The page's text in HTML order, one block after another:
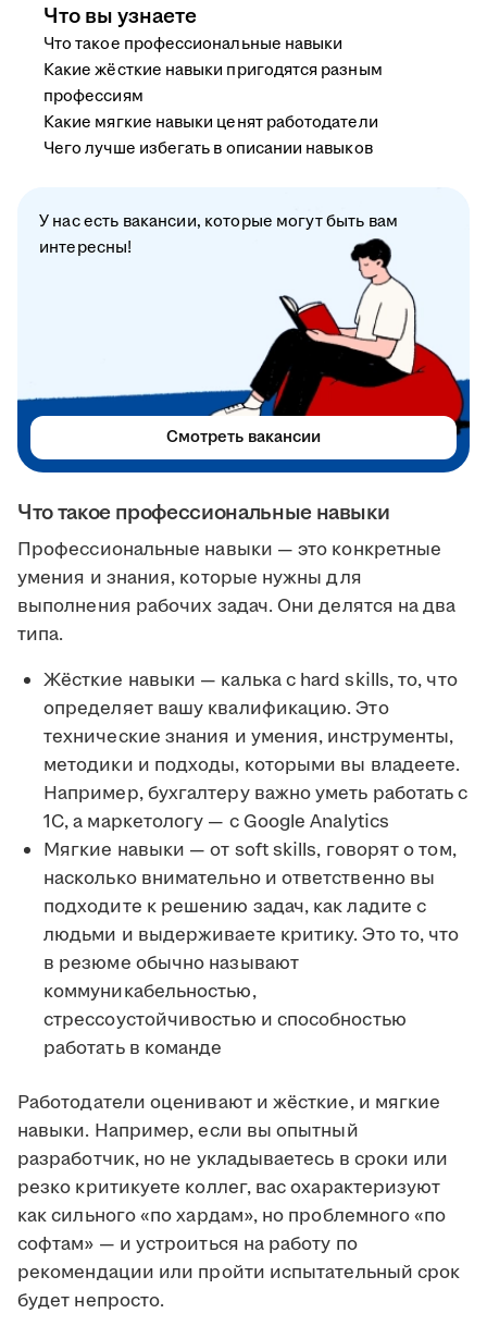
Что такое профессиональные навыки
Профессиональные навыки — это конкретные
умения и знания, которые нужны для
выполнения рабочих задач. Они делятся на два
типа.
Жёсткие навыки — калька с hard skills, то, что
определяет вашу квалификацию. Это
технические знания и умения, инструменты,
методики и подходы, которыми вы владеете.
Например, бухгалтеру важно уметь работать с
1С, а маркетологу — с Google Analytics
Мягкие навыки — от soft skills, говорят о том,
насколько внимательно и ответственно вы
подходите к решению задач, как ладите с
людьми и выдерживаете критику. Это то, что
в резюме обычно называют
коммуникабельностью,
стрессоустойчивостью и способностью
работать в команде
Работодатели оценивают и жёсткие, и мягкие
навыки. Например, если вы опытный
разработчик, но не укладываетесь в сроки или
резко критикуете коллег, вас охарактеризуют
как сильного «по хардам», но проблемного «по
софтам» — и устроиться на работу по
рекомендации или пройти испытательный срок
будет непросто.
Что вы узнаете
Что такое профессиональные навыки
Какие жёсткие навыки пригодятся разным
профессиям
Какие мягкие навыки ценят работодатели
Чего лучше избегать в описании навыков
У нас есть вакансии, которые могут быть вам
интересны!
Смотреть вакансии